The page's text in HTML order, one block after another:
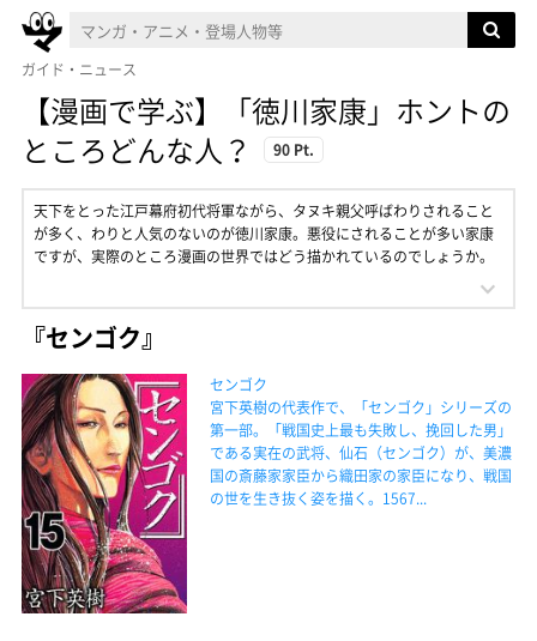
ガイド・ニュース
【漫画で学ぶ】「徳川家康」ホントの
ところどんな人？
90 Pt.
天下をとった江戸幕府初代将軍ながら、タヌキ親父呼ばわりされること
が多く、わりと人気のないのが徳川家康。悪役にされることが多い家康
ですが、実際のところ漫画の世界ではどう描かれているのでしょうか。
『センゴク』
センゴク
宮下英樹の代表作で、「センゴク」シリーズの
第一部。「戦国史上最も失敗し、挽回した男」
である実在の武将、仙石（センゴク）が、美濃
国の斎藤家家臣から織田家の家臣になり、戦国
の世を生き抜く姿を描く。1567...